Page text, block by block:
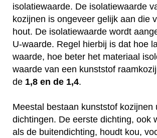
isolatiewaarde. De isolatiewaarde
kozijnen is ongeveer gelijk aan die
hout. De isolatiewaarde wordt
U-waarde. Regel hierbij is dat hoe
waarde, hoe beter het materiaal
waarde van een kunststof
de 1,8 en de 1,4.
Meestal bestaan kunststof kozijnen
dichtingen. De eerste dichting, ook
als de buitendichting, houdt kou,